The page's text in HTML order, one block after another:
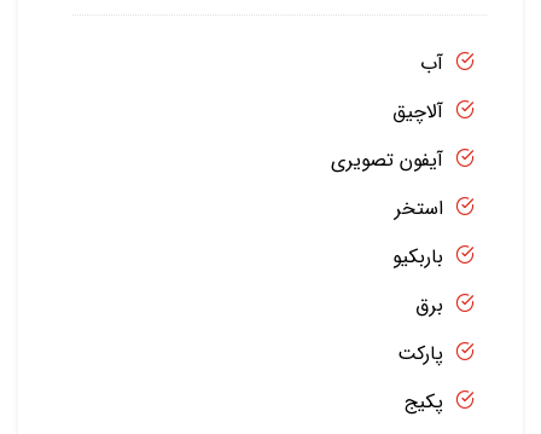
آب
آلاچیق
آیفون تصویری
استخر
باربکیو
برق
پارکت
پکیج